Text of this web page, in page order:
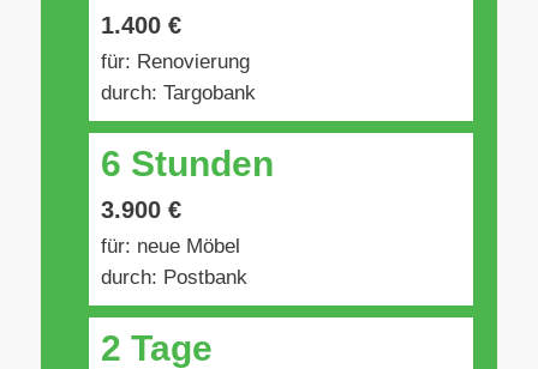
1.400 €
für: Renovierung
durch: Targobank
6 Stunden
3.900 €
für: neue Möbel
durch: Postbank
2 Tage